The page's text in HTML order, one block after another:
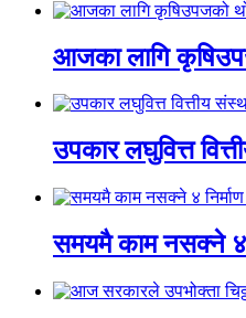
आजका लागि
उपकार लघुवित्त
समयमै काम नसक्ने ४